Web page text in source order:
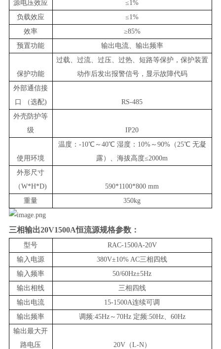
源电压效应
≤1%
负载效应
≤1%
效率
≥85%
预置功能
输出电流、输出频率
保护功能
过载、过流、过压、过热、短路等保护，保护装置
动作后发出报警信号，显示故障代码
外部通信接
口 （选配)
RS-485
外壳防护等
级
IP20
使用环境
温度：-10℃～40℃ 湿度：10%～90%（25℃ 无凝
露）、海拔高度≤2000m
外形尺寸
（W*H*D)
590*1100*800 mm
重量
350kg
三相输出20V1500A恒流源规格参数：
型号
RAC-1500A-20V
输入电源
380V±10% AC三相四线
输入频率
50/60Hz±5Hz
输出相线
三相四线
输出 电流
15-1500A连续可调
输出频率
调频:45Hz～ 70Hz 定频:50Hz、60Hz
输出最大开
路电压
20V（L-N）